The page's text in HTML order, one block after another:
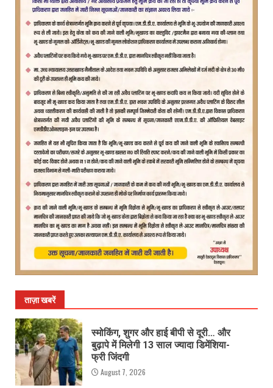
ताज़ा खबरें
स्मोकिंग, शुगर और हाई बीपी से दूरी… और
बुढ़ापे में मिलेगी 13 साल ज्यादा डिमेंशिया-
फ्री जिंदगी
August 7, 2026